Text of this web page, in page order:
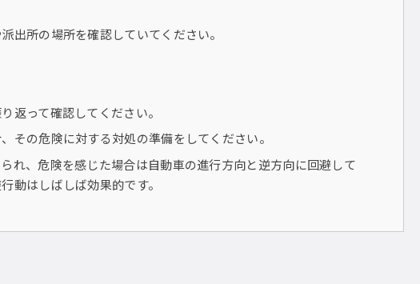
出所の場所を確認していてください。
返って確認してください。
その危険に対する対処の準備をしてください。
れ、危険を感じた場合は自動車の進行方向と逆方向に回避して
動はしばしば効果的です。